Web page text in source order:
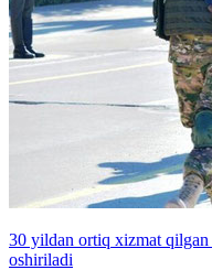
30 yildan ortiq xizmat
oshiriladi